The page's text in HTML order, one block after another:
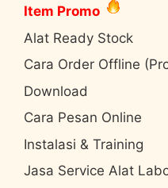
Item Promo
Alat Ready Stock
Cara Order Offline
Download
Cara Pesan Online
Instalasi & Training
Jasa Service Alat